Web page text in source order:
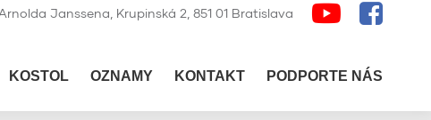
Janssena, Krupinská 2, 851 01 Bratislava
KOSTOL OZNAMY KONTAKT PODPORTE NÁS